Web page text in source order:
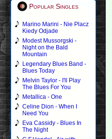
Popular Singles
Marino Marini - Nie Placz
Kiedy Odjade
Modest Mussorgski -
Night on the Bald
Mountain
Legendary Blues Band -
Blues Today
Melvin Taylor - I'll Play
The Blues For You
Metallica - One
Celine Dion - When I
Need You
Eva Cassidy - Blues In
The Night